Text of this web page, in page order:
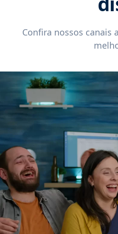
Confira nossos canais